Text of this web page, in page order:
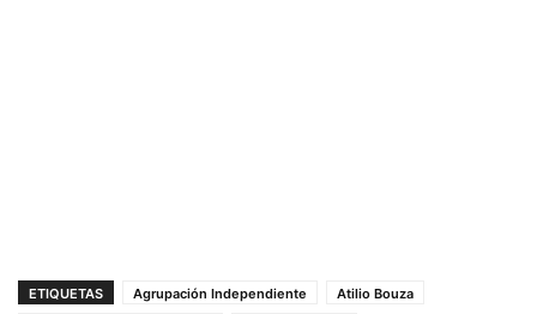
ETIQUETAS Agrupación Independiente
Atilio Bouza